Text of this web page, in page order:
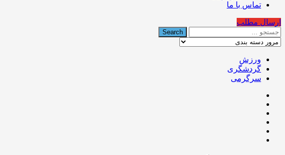
تماس با ما
ارسال مطلب
ورزش
گردشگری
سرگرمی